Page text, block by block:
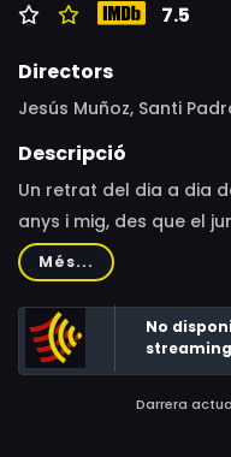
7.5
Directors
Jesús Muñoz, Santi
Descripció
Un retrat del dia a dia
anys i mig, des que el
exentrenador del
d'ELA. Unzué es va
visibilitzar la malaltia, i
esdeveniment per a
diners per a dedicar-
Més...
No
streaming
Darrera